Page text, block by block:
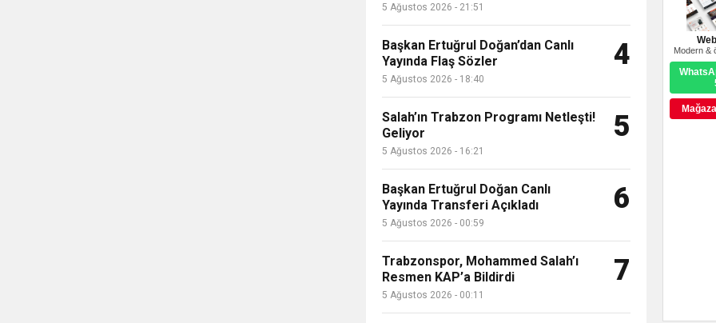
Modern &
5 Ağustos 2026 - 21:51
Başkan Ertuğrul Doğan’dan Canlı
Yayında Flaş Sözler
5 Ağustos 2026 - 18:40
4
Salah’ın Trabzon Programı Netleşti!
Geliyor
5 Ağustos 2026 - 16:21
5
Başkan Ertuğrul Doğan Canlı
Yayında Transferi Açıkladı
5 Ağustos 2026 - 00:59
6
Trabzonspor, Mohammed Salah’ı
Resmen KAP’a Bildirdi
5 Ağustos 2026 - 00:11
7